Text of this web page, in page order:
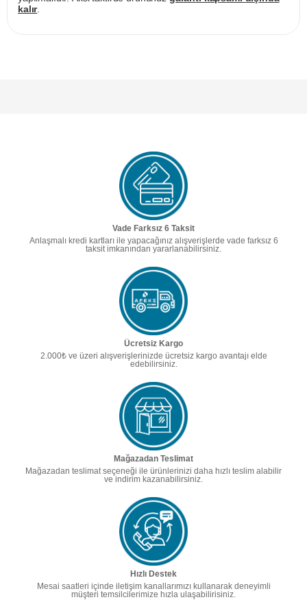
kalır.
Vade Farksız 6 Taksit
Anlaşmalı kredi kartları ile yapacağınız alışverişlerde vade farksız 6
taksit imkanından yararlanabilirsiniz.
Ücretsiz Kargo
2.000₺ ve üzeri alışverişlerinizde ücretsiz kargo avantajı elde
edebilirsiniz.
Mağazadan Teslimat
Mağazadan teslimat seçeneği ile ürünlerinizi daha hızlı teslim alabilir
ve indirim kazanabilirsiniz.
Hızlı Destek
Mesai saatleri içinde iletişim kanallarımızı kullanarak deneyimli
müşteri temsilcilerimize hızla ulaşabilirisiniz.